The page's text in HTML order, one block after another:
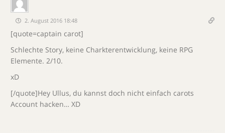
2. August 2016 18:48
[quote=captain carot]
Schlechte Story, keine Charkterentwicklung, keine RPG
Elemente. 2/10.
xD
[/quote]Hey Ullus, du kannst doch nicht einfach carots
Account hacken… XD